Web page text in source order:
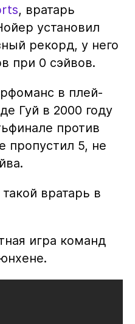
, вратарь
установил
рекорд, у него
при 0 сэйвов.
в плей-
Гуй в 2000 году
против
пропустил 5, не
вратарь в
игра команд